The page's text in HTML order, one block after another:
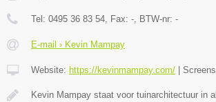
Tel: 0495 36 83 54, Fax: -, BTW-nr: -
E-mail › Kevin Mampay
Website: https://kevinmampay.com/
Kevin Mampay staat voor tuinarchitectuur in